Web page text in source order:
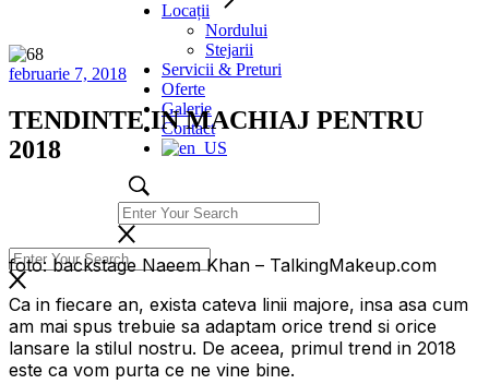
Locații
Nordului
Stejarii
Servicii & Preturi
Oferte
Galerie
Contact
februarie 7, 2018
TENDINTE IN MACHIAJ PENTRU
2018
foto: backstage Naeem Khan – TalkingMakeup.com
Ca in fiecare an, exista cateva linii majore, insa asa cum
am mai spus trebuie sa adaptam orice trend si orice
lansare la stilul nostru. De aceea, primul trend in 2018
este ca vom purta ce ne vine bine.